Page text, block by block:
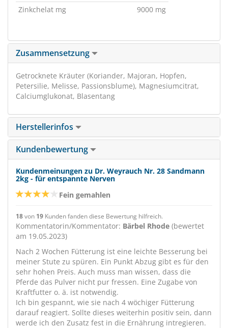
Zinkchelat mg
9000 mg
Zusammensetzung
Getrocknete Kräuter (Koriander, Majoran, Hopfen,
Petersilie, Melisse, Passionsblume), Magnesiumcitrat,
Calciumglukonat, Blasentang
Herstellerinfos
Kundenbewertung
Kundenmeinungen zu Dr. Weyrauch Nr. 28 Sandmann
2kg - für entspannte Nerven
Fein gemahlen
18von 19 Kunden fanden diese Bewertung hilfreich.
Kommentatorin/Kommentator: Bärbel Rhode (bewertet
am 19.05.2023)
Nach 2 Wochen Fütterung ist eine leichte Besserung bei
meiner Stute zu spüren. Ein Punkt Abzug gibt es für den
sehr hohen Preis. Auch muss man wissen, dass die
Pferde das Pulver nicht pur fressen. Eine Zugabe von
Kraftfutter o. ä. ist notwendig.
Ich bin gespannt, wie sie nach 4 wöchiger Fütterung
darauf reagiert. Sollte dieses weiterhin positiv sein, dann
werde ich den Zusatz fest in die Ernährung intregieren.